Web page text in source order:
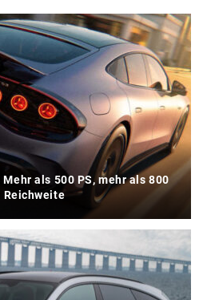
als 500 PS, mehr als 800
Reichweite